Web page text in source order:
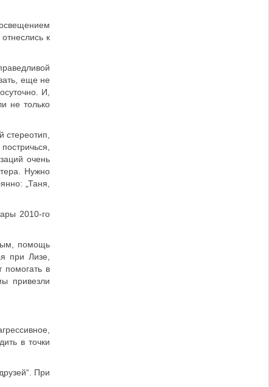
к
еще не
И,
не только
очень
Нужно
„Таня,
2010-го
помощь
при Лизе,
помогать в
привезли
в точки
При